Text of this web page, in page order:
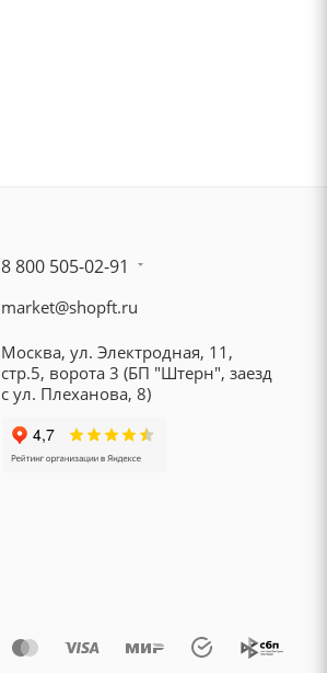
8 800 505-02-91
market@shopft.ru
Москва, ул. Электродная, 11,
стр.5, ворота 3 (БП "Штерн", заезд
с ул. Плеханова, 8)